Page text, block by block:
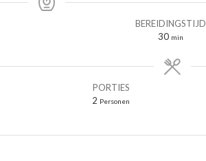
BEREIDINGSTIJD
30minuten
min
PORTIES
2 Personen